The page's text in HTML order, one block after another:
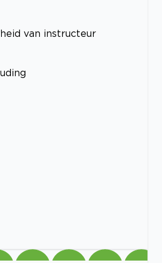
van instructeur